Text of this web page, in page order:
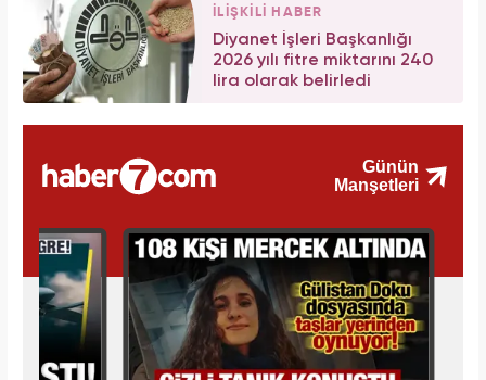
İLİŞKİLİ HABER
Diyanet İşleri Başkanlığı
2026 yılı fitre miktarını 240
lira olarak belirledi